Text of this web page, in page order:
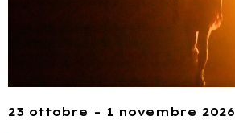
23 ottobre – 1 novembre 2026